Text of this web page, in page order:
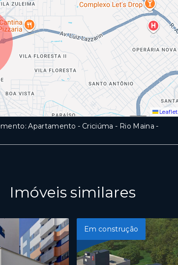
Leaflet
Apartamento - Criciúma - Rio Maina -
Imóveis similares
Em construção